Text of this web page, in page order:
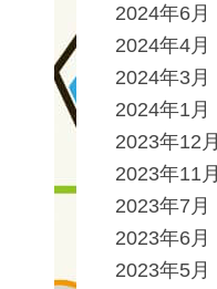
2024年6月
2024年4月
2024年3月
2024年1月
2023年12月
2023年11月
2023年7月
2023年6月
2023年5月